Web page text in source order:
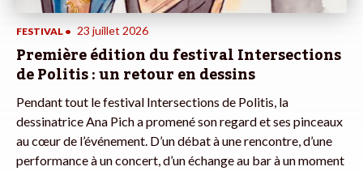
FESTIVAL • 23 juillet 2026
Première édition du festival Intersections
de Politis : un retour en dessins
Pendant tout le festival Intersections de Politis, la
dessinatrice Ana Pich a promené son regard et ses pinceaux
au cœur de l’événement. D’un débat à une rencontre, d’une
performance à un concert, d’un échange au bar à un moment